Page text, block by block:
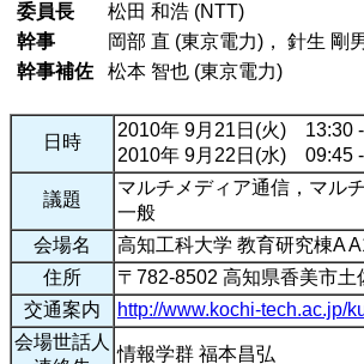
委員長
松田 和浩 (NTT)
幹事
岡部 直 (東京電力)， 針生 剛
幹事補佐
松本 智也 (東京電力)
日時
2010年 9月21日(火) 13:30
2010年 9月22日(水) 09:45
議題
マルチメディア通信，マル
一般
会場名
高知工科大学 教育研究棟A
住所
〒782-8502 高知県香美市
交通案内
http://www.kochi-tech.ac.jp/
会場世話人
情報学群 福本昌弘